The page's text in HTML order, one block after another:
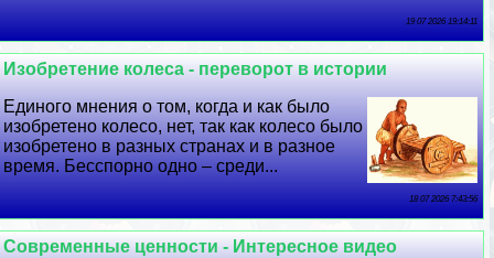
19 07 2026 19:14:11
Изобретение колеса - переворот в истории
Единого мнения о том, когда и как было
изобретено колесо, нет, так как колесо было
изобретено в разных странах и в разное
время. Бесспopно одно – среди...
18 07 2026 7:43:56
Современные ценности - Интересное видео